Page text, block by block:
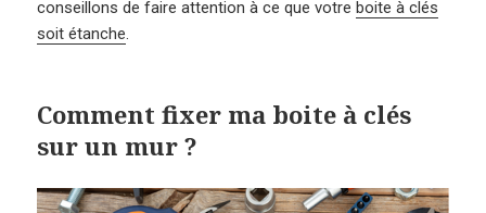
conseillons de faire attention à ce que votre boite à clés
soit étanche.
Comment fixer ma boite à clés
sur un mur ?